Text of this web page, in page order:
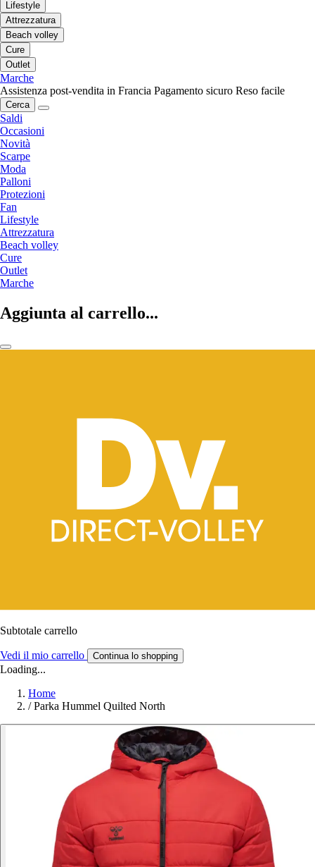
Lifestyle
Attrezzatura
Beach volley
Cure
Outlet
Marche
Assistenza post-vendita in Francia Pagamento sicuro Reso facile
Cerca
Saldi
Occasioni
Novità
Scarpe
Moda
Palloni
Protezioni
Fan
Lifestyle
Attrezzatura
Beach volley
Cure
Outlet
Marche
Aggiunta al carrello...
Subtotale carrello
Vedi il mio carrello Continua lo shopping
Loading...
Home
/ Parka Hummel Quilted North